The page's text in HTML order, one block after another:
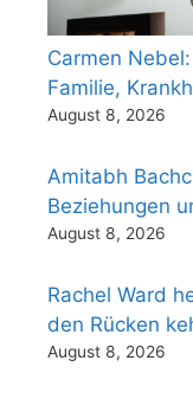
Carmen
Familie,
August 8, 2026
Amitabh
Beziehungen
August 8, 2026
Rachel Ward
den Rücken
August 8, 2026